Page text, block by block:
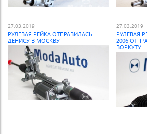
27.03.2019
РУЛЕВАЯ РЕЙКА ОТПРАВИЛАСЬ
ДЕНИСУ В МОСКВУ
27.03.2019
РУЛЕВАЯ
2006
ВОРКУТУ